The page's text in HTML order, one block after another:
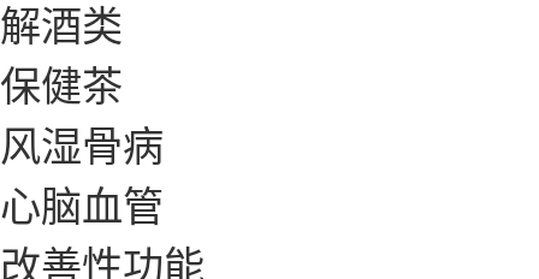
解酒类
保健茶
风湿骨病
心脑血管
改善性功能